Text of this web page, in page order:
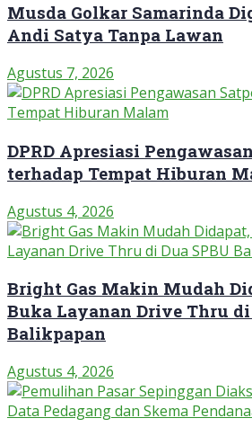
Musda Golkar Samarinda
Andi Satya Tanpa Lawan
Agustus 7, 2026
DPRD Apresiasi
terhadap Tempat Hiburan
Agustus 4, 2026
Bright Gas Makin Mudah
Buka Layanan Drive Thru di
Balikpapan
Agustus 4, 2026